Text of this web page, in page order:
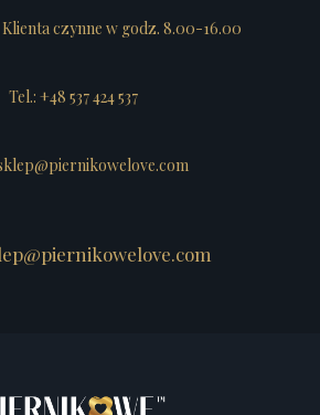
Klienta czynne w godz. 8.00-16.00
Tel.: +48 537 424 537